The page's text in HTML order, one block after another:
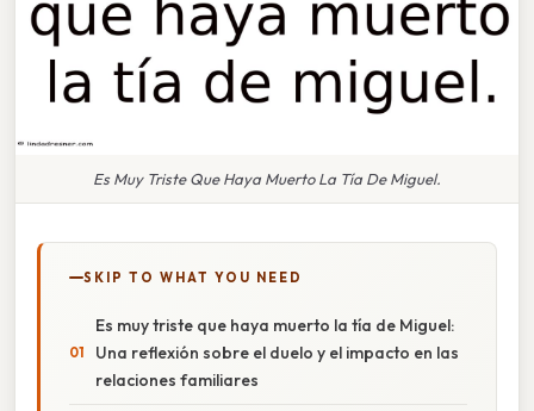
Es Muy Triste Que Haya Muerto La Tía De Miguel.
SKIP TO WHAT YOU NEED
Es muy triste que haya muerto la tía de Miguel:
Una reflexión sobre el duelo y el impacto en las
relaciones familiares